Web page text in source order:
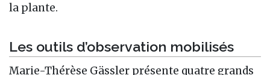
la plante.
Les outils d’observation mobilisés
Marie-Thérèse Gässler présente quatre grands